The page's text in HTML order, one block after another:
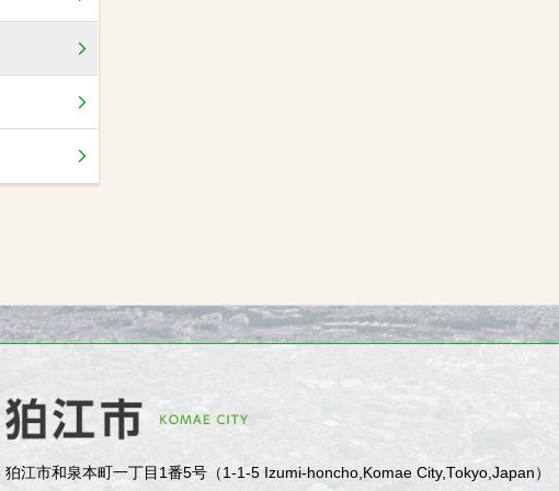
狛江市和泉本町一丁目1番5号（1-1-5 Izumi-honcho,Komae City,Tokyo,Japan）